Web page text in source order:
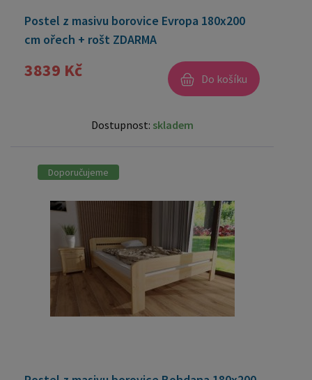
Postel z masivu borovice Evropa 180x200
cm ořech + rošt ZDARMA
3839 Kč Do košíku
Dostupnost: skladem
Doporučujeme